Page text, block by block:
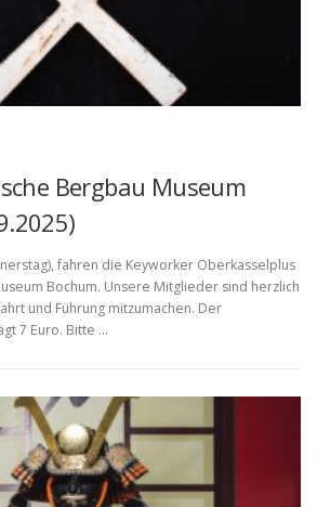
Bergbau Museum
fahren die Keyworker Oberkasselplus
Bochum. Unsere Mitglieder sind herzlich
und Führung mitzumachen. Der
7 Euro. Bitte …